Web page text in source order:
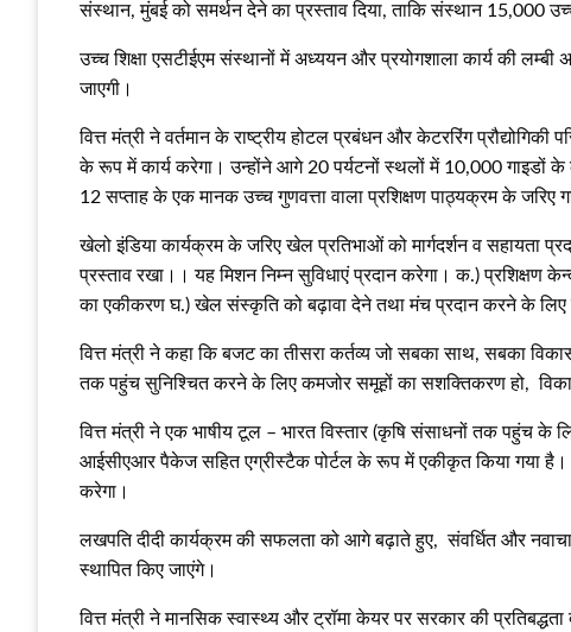
संस्थान, मुंबई को समर्थन देने का प्रस्ताव दिया, ताकि संस्थान 15,000
उच्च शिक्षा एसटीईएम संस्थानों में अध्ययन और प्रयोगशाला कार्य की
जाएगी।
वित्त मंत्री ने वर्तमान के राष्ट्रीय होटल प्रबंधन और केटररिंग
के रूप में कार्य करेगा। उन्होंने आगे 20 पर्यटनों स्थलों में 10,000 गाइडों
12 सप्ताह के एक मानक उच्च गुणवत्ता वाला प्रशिक्षण पाठ्यक्रम के जरिए
खेलो इंडिया कार्यक्रम के जरिए खेल प्रतिभाओं को मार्गदर्शन व सहायता
प्रस्ताव रखा।। यह मिशन निम्न सुविधाएं प्रदान करेगा। क.) प्रशिक्षण
का एकीकरण घ.) खेल संस्कृति को बढ़ावा देने तथा मंच प्रदान करने के लिए
वित्त मंत्री ने कहा कि बजट का तीसरा कर्तव्‍य जो सबका साथ, सबका
तक पहुंच सुनिश्चित करने के लिए कमजोर समूहों का सशक्तिकरण हो, विकास
वित्त मंत्री ने एक भाषीय टूल – भारत विस्‍तार (कृषि संसाधनों तक पहुंच
आईसीएआर पैकेज सहित एग्रीस्‍टैक पोर्टल के रूप में एकीकृत किया गया है।
करेगा।
लखपति दीदी कार्यक्रम की सफलता को आगे बढ़ाते हुए, संवर्धित और
स्‍थापित किए जाएंगे।
वित्त मंत्री ने मानसिक स्‍वास्‍थ्‍य और ट्रॉमा केयर पर सरकार की